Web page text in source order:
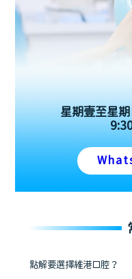
星期壹至星
點解要選擇維港口腔？